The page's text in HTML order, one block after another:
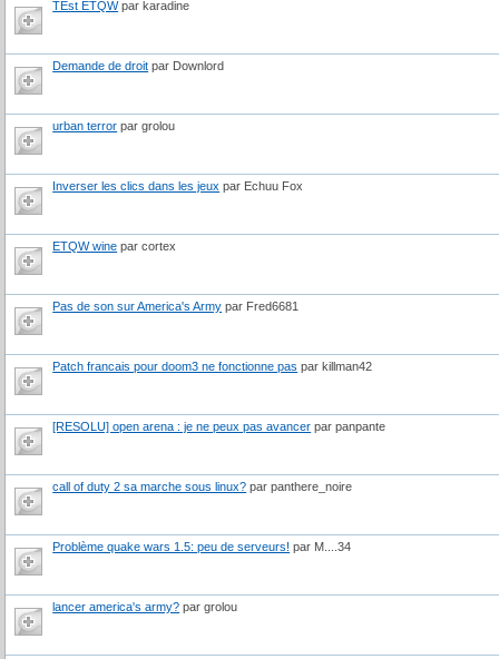
TEst ETQW par karadine
Demande de droit par Downlord
urban terror par grolou
Inverser les clics dans les jeux par Echuu Fox
ETQW wine par cortex
Pas de son sur America's Army par Fred6681
Patch francais pour doom3 ne fonctionne pas par killman42
[RESOLU] open arena : je ne peux pas avancer par panpante
call of duty 2 sa marche sous linux? par panthere_noire
Problème quake wars 1.5: peu de serveurs! par M....34
lancer america's army? par grolou